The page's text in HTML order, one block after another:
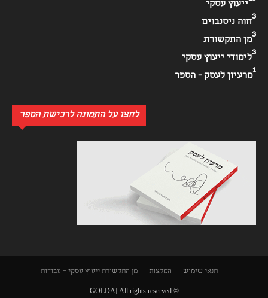
ייעוץ עסקי
חוה ניסנבוים
3
מן התקשורת
3
לימודי ייעוץ עסקי
3
מרעיון לעסק - הספר
1
לחצו על התמונה לרכישת הספר
תנאי שימוש המלצות מן התקשורת ייעוץ עסקי – עבודות
© GOLDA| All rights reserved